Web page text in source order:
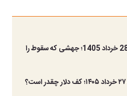
قیمت دلار امروز پنجشنبه 28 خرداد 1405؛ جهشی که سقوط را